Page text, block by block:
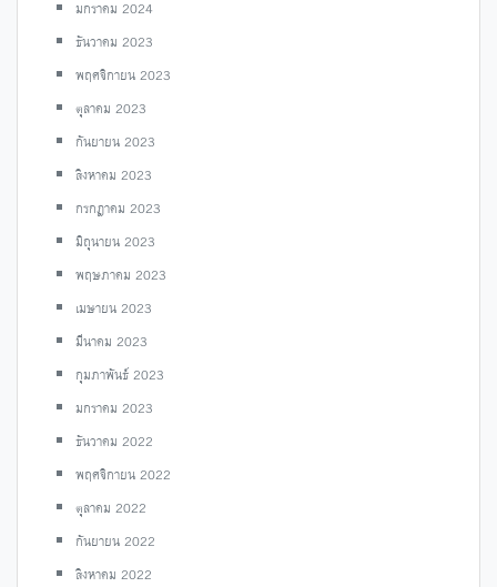
มกราคม 2024
ธันวาคม 2023
พฤศจิกายน 2023
ตุลาคม 2023
กันยายน 2023
สิงหาคม 2023
กรกฎาคม 2023
มิถุนายน 2023
พฤษภาคม 2023
เมษายน 2023
มีนาคม 2023
กุมภาพันธ์ 2023
มกราคม 2023
ธันวาคม 2022
พฤศจิกายน 2022
ตุลาคม 2022
กันยายน 2022
สิงหาคม 2022